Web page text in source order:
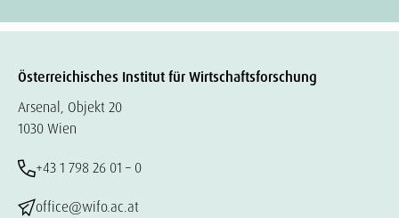
Österreichisches Institut für Wirtschaftsforschung
Arsenal, Objekt 20
1030 Wien
+43 1 798 26 01 – 0
office@wifo.ac.at